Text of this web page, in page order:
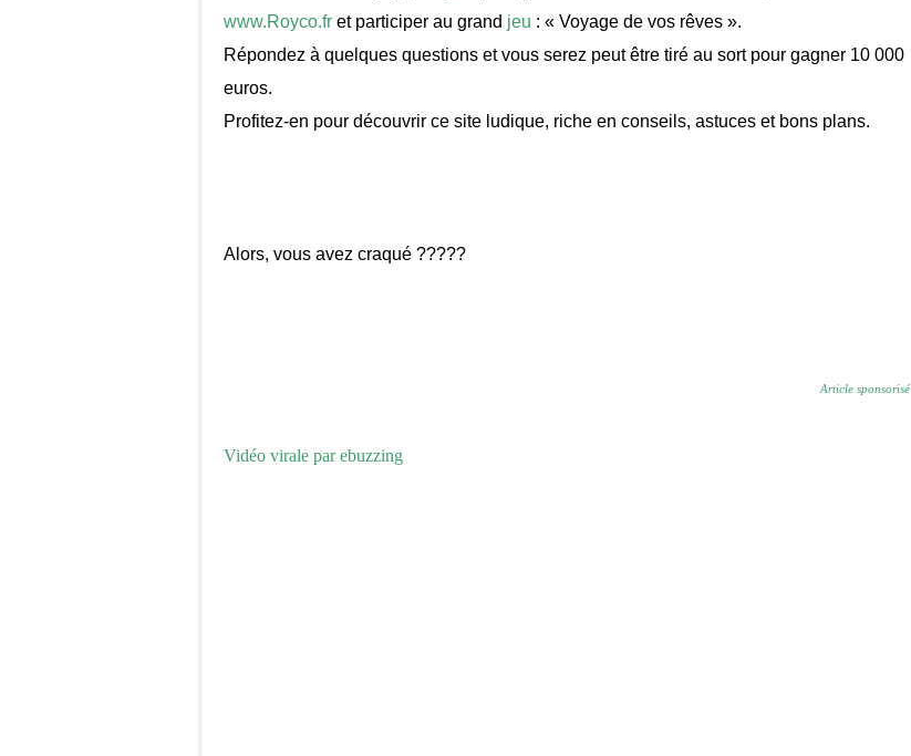
www.Royco.fr et participer au grand jeu : « Voyage de vos rêves ».
Répondez à quelques questions et vous serez peut être tiré au sort pour gagner 10 000
euros.
Profitez-en pour découvrir ce site ludique, riche en conseils, astuces et bons plans.
Alors, vous avez craqué ?????
Article sponsorisé
Vidéo virale par ebuzzing